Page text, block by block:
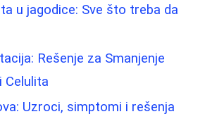
u jagodice: Sve što treba da
Rešenje za Smanjenje
Celulita
Uzroci, simptomi i rešenja